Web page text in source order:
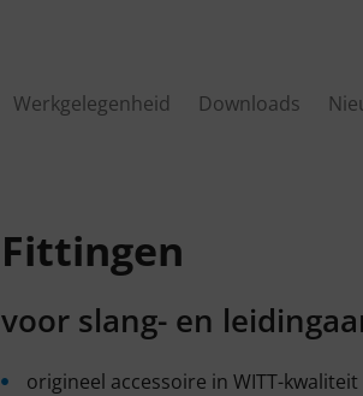
Werkgelegenheid Downloads
Fittingen
voor slang- en
origineel accessoire in WITT-kwaliteit